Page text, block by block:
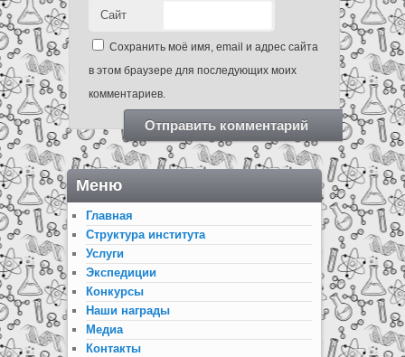
Сайт
Сохранить моё имя, email и адрес сайта
в этом браузере для последующих моих
комментариев.
Меню
Главная
Структура института
Услуги
Экспедиции
Конкурсы
Наши награды
Медиа
Контакты